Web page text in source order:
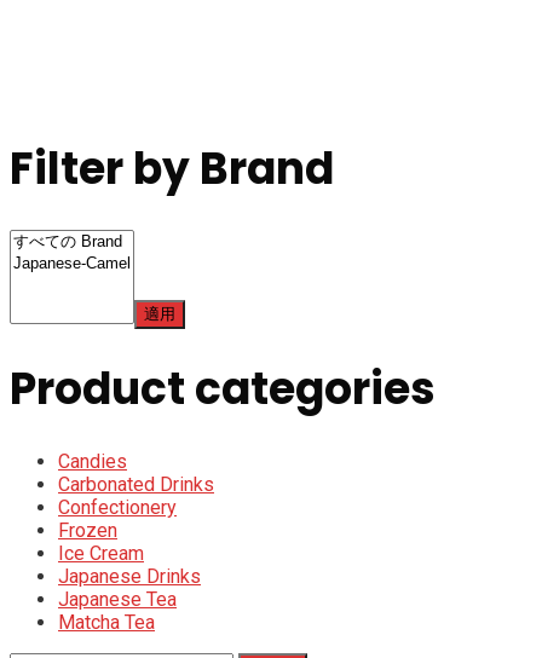
Filter by Brand
適用
Product categories
Candies
Carbonated Drinks
Confectionery
Frozen
Ice Cream
Japanese Drinks
Japanese Tea
Matcha Tea